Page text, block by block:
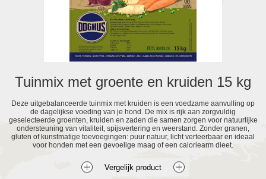
Tuinmix met groente en kruiden 15 kg
Deze uitgebalanceerde tuinmix met kruiden is een voedzame aanvulling op
de dagelijkse voeding van je hond. De mix is rijk aan zorgvuldig
geselecteerde groenten, kruiden en zaden die samen zorgen voor natuurlijke
ondersteuning van vitaliteit, spijsvertering en weerstand. Zonder granen,
gluten of kunstmatige toevoegingen: puur natuur, licht verteerbaar en ideaal
voor honden met een gevoelige maag of een caloriearm dieet.